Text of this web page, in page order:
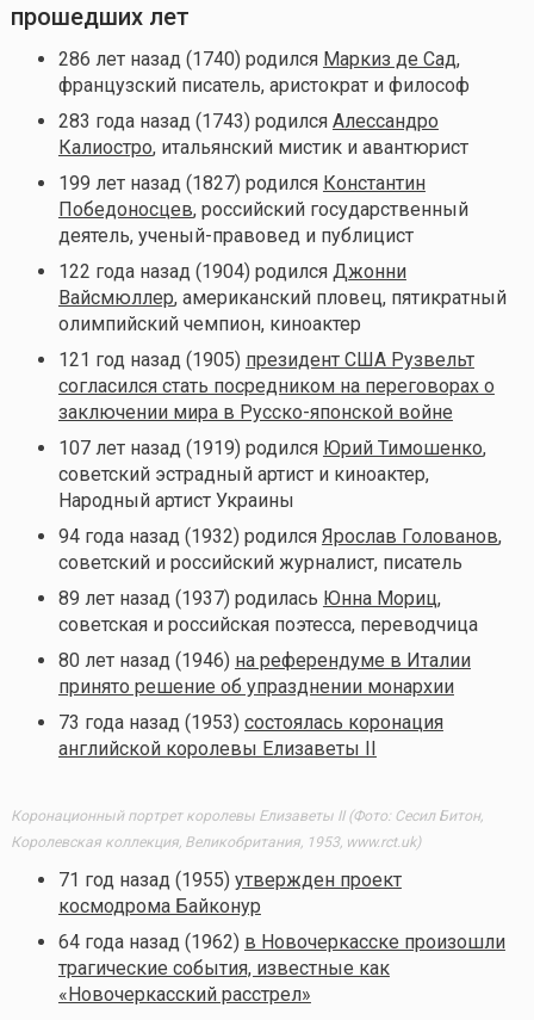
прошедших лет
286 лет назад (1740) родился Маркиз де Сад,
французский писатель, аристократ и философ
283 года назад (1743) родился Алессандро
Калиостро, итальянский мистик и авантюрист
199 лет назад (1827) родился Константин
Победоносцев, российский государственный
деятель, ученый-правовед и публицист
122 года назад (1904) родился Джонни
Вайсмюллер, американский пловец, пятикратный
олимпийский чемпион, киноактер
121 год назад (1905) президент США Рузвельт
согласился стать посредником на переговорах о
заключении мира в Русско-японской войне
107 лет назад (1919) родился Юрий Тимошенко,
советский эстрадный артист и киноактер,
Народный артист Украины
94 года назад (1932) родился Ярослав Голованов,
советский и российский журналист, писатель
89 лет назад (1937) родилась Юнна Мориц,
советская и российская поэтесса, переводчица
80 лет назад (1946) на референдуме в Италии
принято решение об упразднении монархии
73 года назад (1953) состоялась коронация
английской королевы Елизаветы II
Коронационный портрет королевы Елизаветы II (Фото: Сесил Битон,
Королевская коллекция, Великобритания, 1953, www.rct.uk)
71 год назад (1955) утвержден проект
космодрома Байконур
64 года назад (1962) в Новочеркасске произошли
трагические события, известные как
«Новочеркасский расстрел»